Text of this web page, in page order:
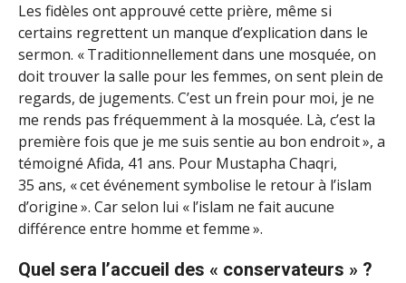
Les fidèles ont approuvé cette prière, même si
certains regrettent un manque d’explication dans le
sermon. « Traditionnellement dans une mosquée, on
doit trouver la salle pour les femmes, on sent plein de
regards, de jugements. C’est un frein pour moi, je ne
me rends pas fréquemment à la mosquée. Là, c’est la
première fois que je me suis sentie au bon endroit », a
témoigné Afida, 41 ans. Pour Mustapha Chaqri,
35 ans, « cet événement symbolise le retour à l’islam
d’origine ». Car selon lui « l’islam ne fait aucune
différence entre homme et femme ».
Quel sera l’accueil des « conservateurs » ?